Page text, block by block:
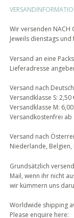
Wir versenden NACH
Jeweils dienstags und
Versand an eine
Lieferadresse
Versand nach
Versandklasse S: 2,50
Versandklasse M:
Versandkostenfrei ab
Versand nach
Niederlande,
Grundsätzlich
Mail, wenn ihr nicht
wir kümmern uns
Worldwide shipping
Please enquire here: